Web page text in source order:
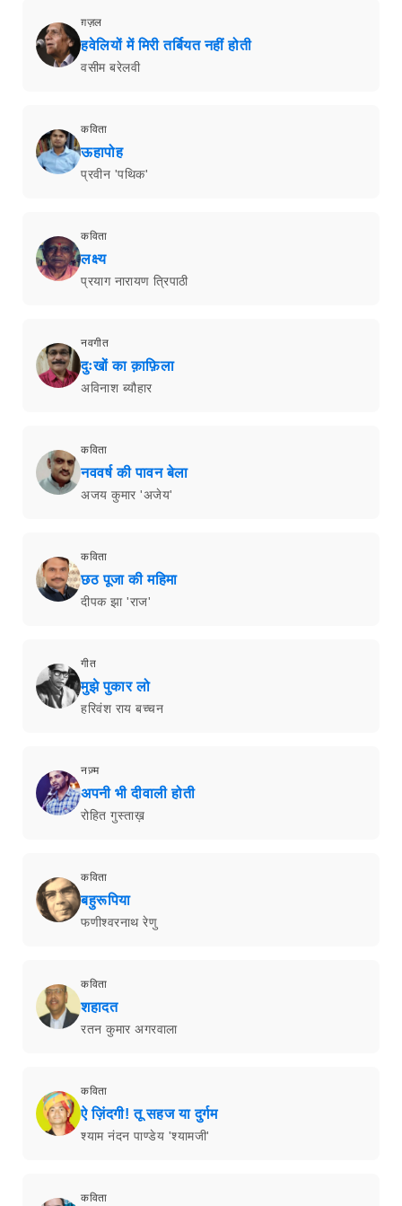
ग़ज़ल
हवेलियों में मिरी तर्बियत नहीं होती
वसीम बरेलवी
कविता
ऊहापोह
प्रवीन 'पथिक'
कविता
लक्ष्य
प्रयाग नारायण त्रिपाठी
नवगीत
दुःखों का क़ाफ़िला
अविनाश ब्यौहार
कविता
नववर्ष की पावन बेला
अजय कुमार 'अजेय'
कविता
छठ पूजा की महिमा
दीपक झा 'राज'
गीत
मुझे पुकार लो
हरिवंश राय बच्चन
नज़्म
अपनी भी दीवाली होती
रोहित गुस्ताख़
कविता
बहुरूपिया
फणीश्वरनाथ रेणु
कविता
शहादत
रतन कुमार अगरवाला
कविता
ऐ ज़िंदगी! तू सहज या दुर्गम
श्याम नंदन पाण्डेय 'श्यामजी'
कविता